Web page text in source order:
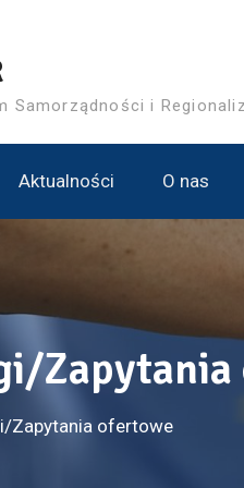
Samorządności i
Aktualności O nas
Zapytania ofertowe